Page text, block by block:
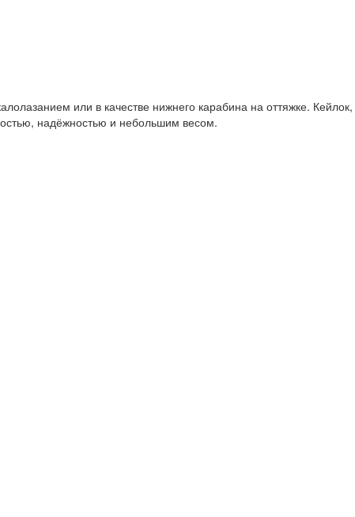
или в качестве нижнего карабина на оттяжке. Кейлок,
надёжностью и небольшим весом.